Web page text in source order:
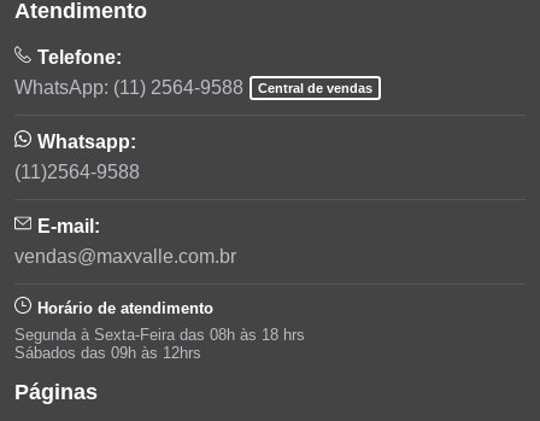
Atendimento
Telefone:
WhatsApp: (11) 2564-9588
Central de vendas
Whatsapp:
(11)2564-9588
E-mail:
vendas@maxvalle.com.br
Horário de atendimento
Segunda à Sexta-Feira das 08h às 18 hrs
Sábados das 09h às 12hrs
Páginas